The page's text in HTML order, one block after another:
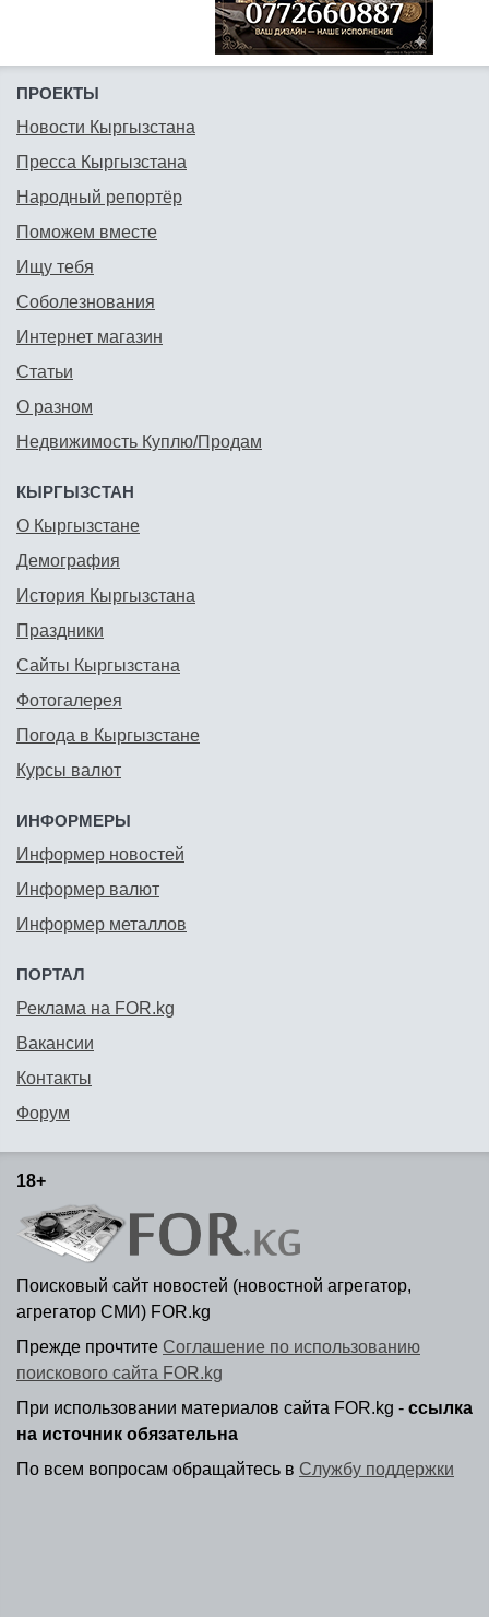
ПРОЕКТЫ
Новости Кыргызстана
Пресса Кыргызстана
Народный репортёр
Поможем вместе
Ищу тебя
Соболезнования
Интернет магазин
Статьи
О разном
Недвижимость Куплю/Продам
КЫРГЫЗСТАН
О Кыргызстане
Демография
История Кыргызстана
Праздники
Сайты Кыргызстана
Фотогалерея
Погода в Кыргызстане
Курсы валют
ИНФОРМЕРЫ
Информер новостей
Информер валют
Информер металлов
ПОРТАЛ
Реклама на FOR.kg
Вакансии
Контакты
Форум
18+
Поисковый сайт новостей (новостной агрегатор,
агрегатор СМИ) FOR.kg
Прежде прочтите Соглашение по использованию
поискового сайта FOR.kg
При использовании материалов сайта FOR.kg - ссылка
на источник обязательна
По всем вопросам обращайтесь в Службу поддержки